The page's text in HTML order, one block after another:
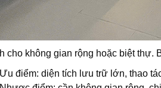
cho không gian rộng hoặc biệt thự.
Ưu điểm: diện tích lưu trữ lớn, thao